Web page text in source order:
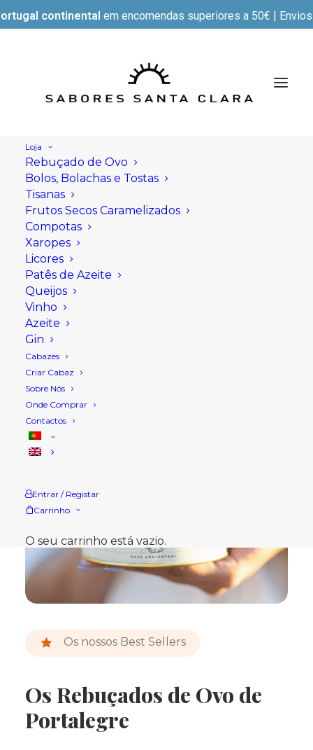
continental em encomendas superiores a 50€ |
Loja
Rebuçado de Ovo
Bolos, Bolachas e Tostas
Tisanas
Frutos Secos Caramelizados
Compotas
Xaropes
Licores
Patês de Azeite
Queijos
Vinho
Azeite
Gin
Cabazes
Criar Cabaz
Sobre Nós
Onde Comprar
Contactos
Entrar / Registar
Carrinho
O seu carrinho está vazio.
Os nossos Best Sellers
Os Rebuçados de Ovo de
Portalegre